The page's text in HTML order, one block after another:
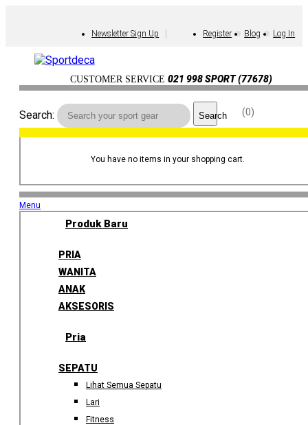
Newsletter Sign Up Register Blog Log In
CUSTOMER SERVICE 021 998 SPORT (77678)
0
Search: Search
You have no items in your shopping cart.
Menu
Produk Baru
PRIA
WANITA
ANAK
AKSESORIS
Pria
SEPATU
Lihat Semua Sepatu
Lari
Fitness